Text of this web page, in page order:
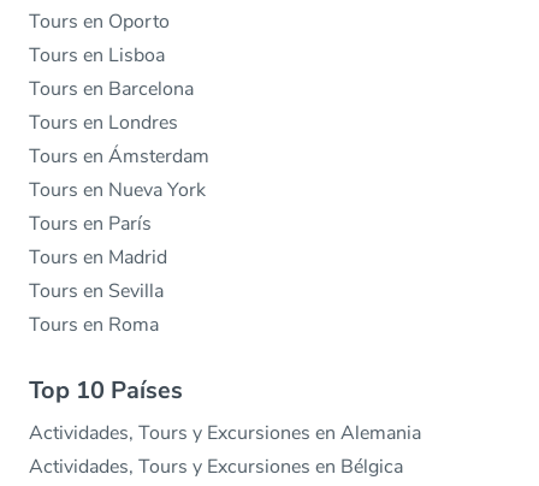
Tours en Oporto
Tours en Lisboa
Tours en Barcelona
Tours en Londres
Tours en Ámsterdam
Tours en Nueva York
Tours en París
Tours en Madrid
Tours en Sevilla
Tours en Roma
Top 10 Países
Actividades, Tours y Excursiones en Alemania
Actividades, Tours y Excursiones en Bélgica